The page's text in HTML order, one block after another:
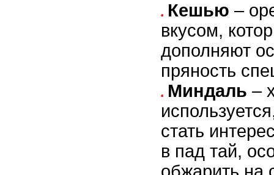
Кешью –
вкусом,
дополняют
пряность
Миндаль –
стать
в пад тай,